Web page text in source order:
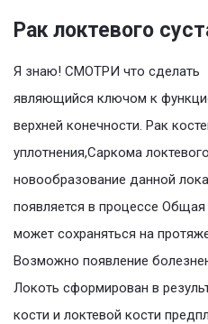
Рак локтевого
Я знаю! СМОТРИ что сделать
являющийся ключом к
верхней конечности. Рак
уплотнения,Саркома
новообразование данной
появляется в процессе Общая
может сохраняться на
Возможно появление
Локоть сформирован в
кости и локтевой кости